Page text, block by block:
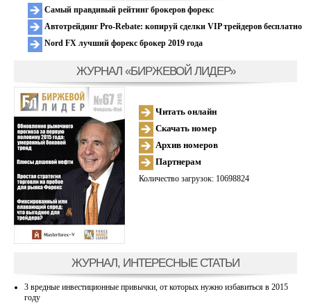
Самый правдивый рейтинг брокеров форекс
Автотрейдинг Pro-Rebate: копируй сделки VIP трейдеров бесплатно
Nord FX лучший форекс брокер 2019 года
ЖУРНАЛ «БИРЖЕВОЙ ЛИДЕР»
Читать онлайн
Скачать номер
Архив номеров
Партнерам
Количество загрузок: 10698824
ЖУРНАЛ, ИНТЕРЕСНЫЕ СТАТЬИ
3 вредные инвестиционные привычки, от которых нужно избавиться в 2015
году